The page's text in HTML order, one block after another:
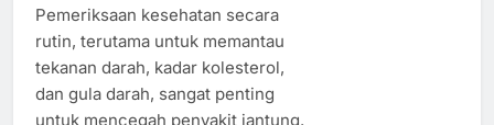
Pemeriksaan kesehatan secara
rutin, terutama untuk memantau
tekanan darah, kadar kolesterol,
dan gula darah, sangat penting
untuk mencegah penyakit jantung.